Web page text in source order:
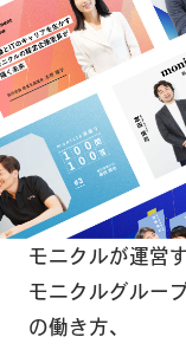
モニクルが運営
モニクルグルー
の働き方、